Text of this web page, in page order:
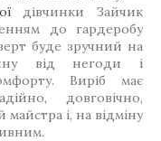
дівчинки Зайчик
до гардеробу
буде зручний на
від негоди і
Виріб має
довговічно,
і, на відміну